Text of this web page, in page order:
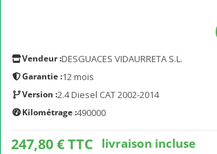
Vendeur :DESGUACES VIDAURRETA S.L.
Garantie :12 mois
Version :2.4 Diesel CAT 2002-2014
Kilométrage :490000
247,80 € TTC livraison incluse